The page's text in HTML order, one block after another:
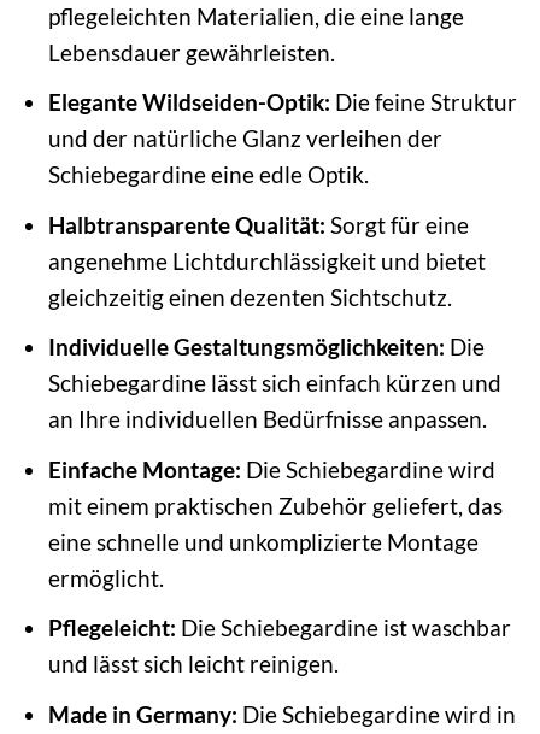
pflegeleichten Materialien, die eine lange
Lebensdauer gewährleisten.
Elegante Wildseiden-Optik: Die feine Struktur
und der natürliche Glanz verleihen der
Schiebegardine eine edle Optik.
Halbtransparente Qualität: Sorgt für eine
angenehme Lichtdurchlässigkeit und bietet
gleichzeitig einen dezenten Sichtschutz.
Individuelle Gestaltungsmöglichkeiten: Die
Schiebegardine lässt sich einfach kürzen und
an Ihre individuellen Bedürfnisse anpassen.
Einfache Montage: Die Schiebegardine wird
mit einem praktischen Zubehör geliefert, das
eine schnelle und unkomplizierte Montage
ermöglicht.
Pflegeleicht: Die Schiebegardine ist waschbar
und lässt sich leicht reinigen.
Made in Germany: Die Schiebegardine wird in